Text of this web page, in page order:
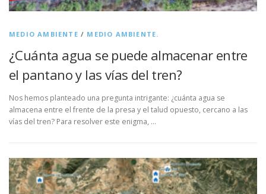
MEDIO AMBIENTE / MEDIO AMBIENTE.
¿Cuánta agua se puede almacenar entre
el pantano y las vías del tren?
Nos hemos planteado una pregunta intrigante: ¿cuánta agua se
almacena entre el frente de la presa y el talud opuesto, cercano a las
vías del tren? Para resolver este enigma, …